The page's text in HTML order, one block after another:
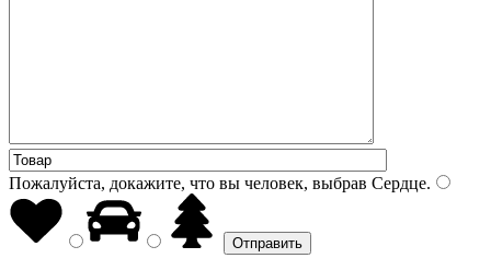
Пожалуйста, докажите, что вы человек, выбрав Сердце.